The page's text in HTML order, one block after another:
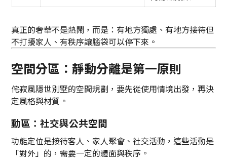
真正的奢華不是熱鬧，而是：有地方獨處、有地方接待但
不打擾家人、有秩序讓腦袋可以停下來。
空間分區：靜動分離是第一原則
侘寂風隱世別墅的空間規劃，要先從使用情境出發，再決
定風格與材質。
動區：社交與公共空間
功能定位是接待客人、家人聚會、社交活動，這些活動是
「對外」的，需要一定的體面與秩序。